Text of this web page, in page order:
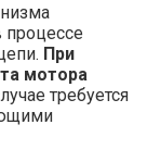
процессе
При
мотора
требуется